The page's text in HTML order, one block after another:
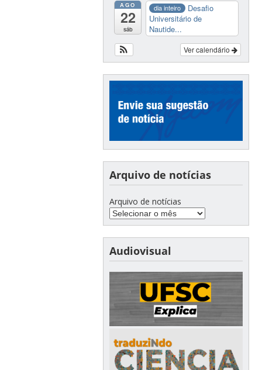
AGO
22
sáb
dia inteiro
Desafio
Universitário de
Nautide...
Ver calendário
Arquivo de notícias
Arquivo de notícias
Audiovisual